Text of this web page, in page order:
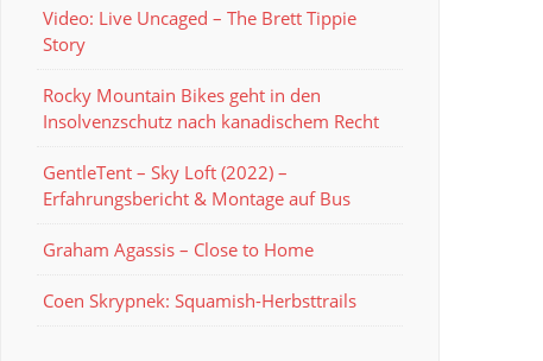
Video: Live Uncaged – The Brett Tippie
Story
Rocky Mountain Bikes geht in den
Insolvenzschutz nach kanadischem Recht
GentleTent – Sky Loft (2022) –
Erfahrungsbericht & Montage auf Bus
Graham Agassis – Close to Home
Coen Skrypnek: Squamish-Herbsttrails